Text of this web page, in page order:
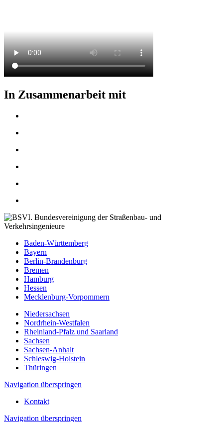
In Zusammenarbeit mit
Baden-Württemberg
Bayern
Berlin-Brandenburg
Bremen
Hamburg
Hessen
Mecklenburg-Vorpommern
Niedersachsen
Nordrhein-Westfalen
Rheinland-Pfalz und Saarland
Sachsen
Sachsen-Anhalt
Schleswig-Holstein
Thüringen
Navigation überspringen
Kontakt
Navigation überspringen